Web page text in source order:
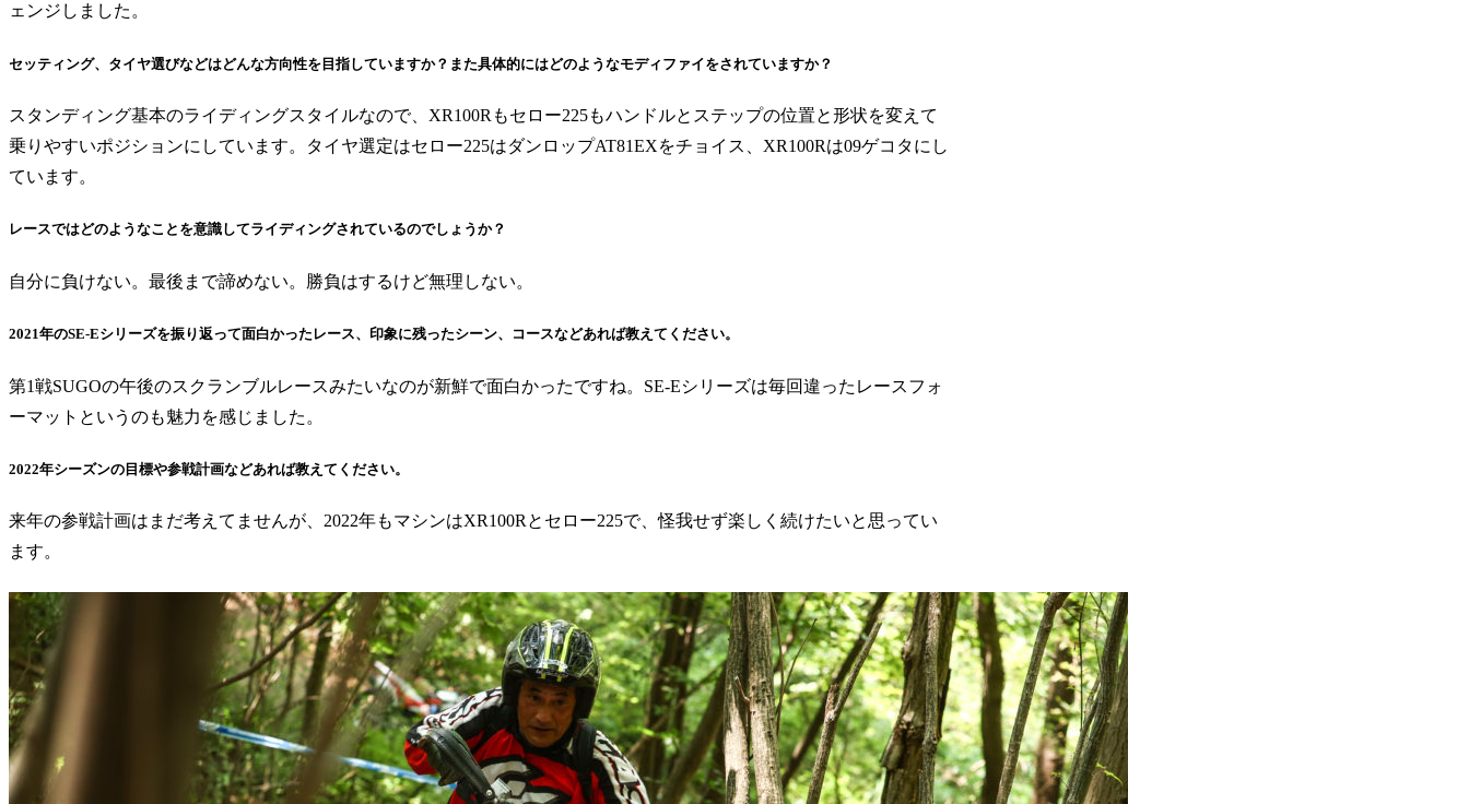
ェンジしました。
セッティング、タイヤ選びなどはどんな方向性を目指していますか？また具体的にはどのようなモディファイをされていますか？
スタンディング基本のライディングスタイルなので、XR100Rもセロー225もハンドルとステップの位置と形状を変えて
乗りやすいポジションにしています。タイヤ選定はセロー225はダンロップAT81EXをチョイス、XR100Rは09ゲコタにし
ています。
レースではどのようなことを意識してライディングされているのでしょうか？
自分に負けない。最後まで諦めない。勝負はするけど無理しない。
2021年のSE-Eシリーズを振り返って面白かったレース、印象に残ったシーン、コースなどあれば教えてください。
第1戦SUGOの午後のスクランブルレースみたいなのが新鮮で面白かったですね。SE-Eシリーズは毎回違ったレースフォ
ーマットというのも魅力を感じました。
2022年シーズンの目標や参戦計画などあれば教えてください。
来年の参戦計画はまだ考えてませんが、2022年もマシンはXR100Rとセロー225で、怪我せず楽しく続けたいと思ってい
ます。